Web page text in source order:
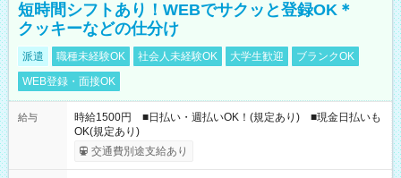
短時間シフトあり！WEBでサクッと登録OK＊
クッキーなどの仕分け
派遣 職種未経験OK 社会人未経験OK 大学生歓迎
ブランクOK
WEB登録・面接OK
給与
時給1500円 ■日払い・週払いOK！(規定あり) ■現金日払いも
OK(規定あり)
交通費別途支給あり